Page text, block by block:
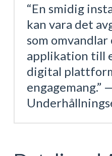
“En smidig
kan vara det
som
applikation till
digital
engagemang.”